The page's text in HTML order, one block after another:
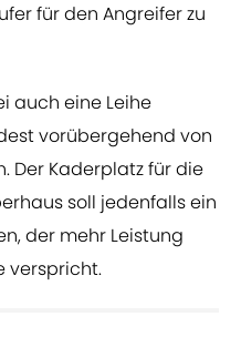
für den Angreifer zu
auch eine Leihe
vorübergehend von
Der Kaderplatz für die
soll jedenfalls ein
der mehr Leistung
verspricht.